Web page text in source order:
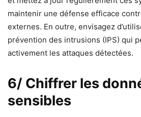
maintenir une défense efficace
externes. En outre, envisagez
prévention des intrusions (IPS) qui
activement les attaques détectées.
6/ Chiffrer les
sensibles